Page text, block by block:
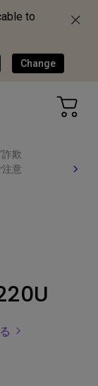
to
Change
欺
意